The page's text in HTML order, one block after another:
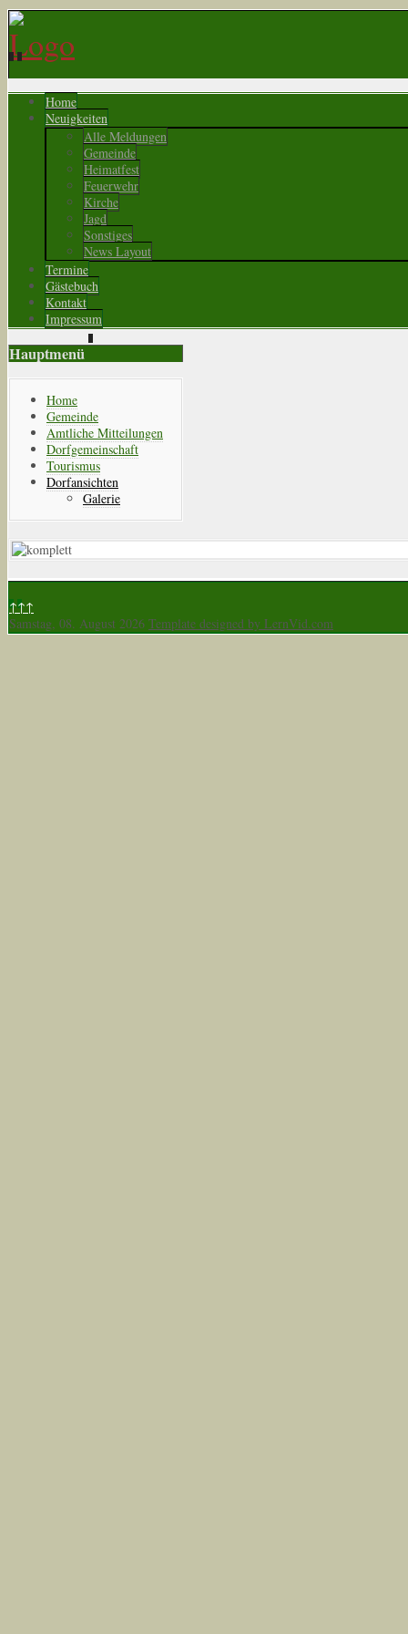
Home
Neuigkeiten
Alle Meldungen
Gemeinde
Heimatfest
Feuerwehr
Kirche
Jagd
Sonstiges
News Layout
Termine
Gästebuch
Kontakt
Impressum
Hauptmenü
Home
Gemeinde
Amtliche Mitteilungen
Dorfgemeinschaft
Tourismus
Dorfansichten
Galerie
↑↑↑
Samstag, 08. August 2026 Template designed by LernVid.com